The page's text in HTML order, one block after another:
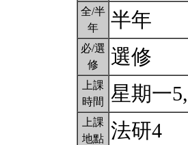
全/半
年
半年
必/選
修
選修
上課
時間
星期一
上課
地點 法研4